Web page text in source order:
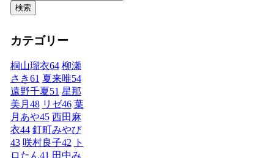
検索
カテゴリー
桐山瑠衣64 柳瀬
さき61 夏来唯54
遠野千夏51 星那
美月 48 リゼ46 葉
月あや45 西田麻
衣44 釘町みやび
43 咲村良子42
ト
ロたん41 田中み